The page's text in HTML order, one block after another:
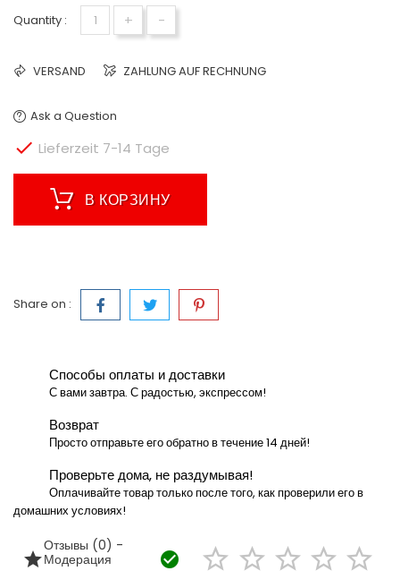
Quantity : + -
VERSAND ZAHLUNG AUF RECHNUNG
Ask a Question
 Lieferzeit 7-14 Tage
В КОРЗИНУ
Share on :
Способы оплаты и доставки
С вами завтра. С радостью, экспрессом!
Возврат
Просто отправьте его обратно в течение 14 дней!
Проверьте дома, не раздумывая!
Оплачивайте товар только после того, как проверили его в
домашних условиях!

Отзывы (0) -
Модерация
     